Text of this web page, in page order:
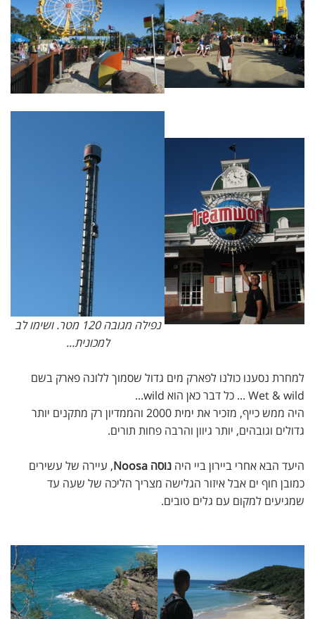
נפילה מגובה 120 מטר. ושימו לב
למכונית...
למחרת נסענו כולנו לפארק מים גדול שסמוך ללונה פארק בשם
Wet & wild ... כל דבר כאן הוא wild...
היה ממש כייף, מזכיר את ימית 2000 והממדיון רק מתקנים יותר
גדולים וגובהים, יותר גיוון והרבה פחות תורים.
היעד הבא אחרי ביירון ביי היה נוסה Noosa
, עיירה של עשירים
כמובן חוף ים אבל איזור הגלישה מצריך הליכה של שעה עד
שמגיעים למקום עם גלים טובים.